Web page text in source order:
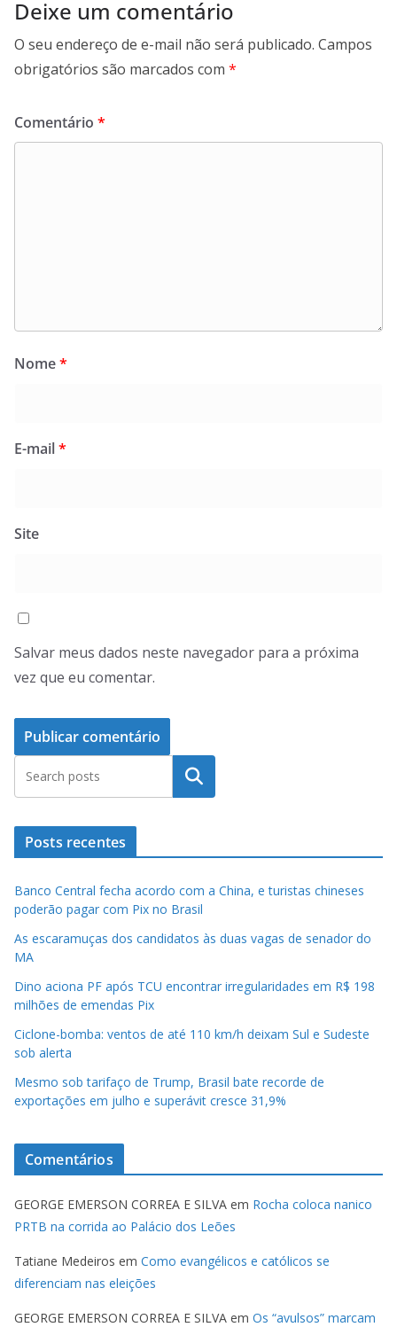
Deixe um comentário
O seu endereço de e-mail não será publicado. Campos
obrigatórios são marcados com *
Comentário *
Nome*
E-mail*
Site
Salvar meus dados neste navegador para a próxima
vez que eu comentar.
Pesquisar
Posts recentes
Banco Central fecha acordo com a China, e turistas chineses
poderão pagar com Pix no Brasil
As escaramuças dos candidatos às duas vagas de senador do
MA
Dino aciona PF após TCU encontrar irregularidades em R$ 198
milhões de emendas Pix
Ciclone-bomba: ventos de até 110 km/h deixam Sul e Sudeste
sob alerta
Mesmo sob tarifaço de Trump, Brasil bate recorde de
exportações em julho e superávit cresce 31,9%
Comentários
GEORGE EMERSON CORREA E SILVA em Rocha coloca nanico
PRTB na corrida ao Palácio dos Leões
Tatiane Medeiros em Como evangélicos e católicos se
diferenciam nas eleições
GEORGE EMERSON CORREA E SILVA em Os “avulsos” marcam